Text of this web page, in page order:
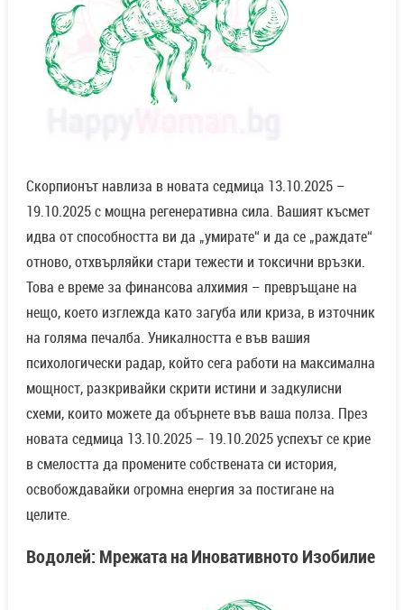
Скорпионът навлиза в новата седмица 13.10.2025 –
19.10.2025 с мощна регенеративна сила. Вашият късмет
идва от способността ви да „умирате“ и да се „раждате“
отново, отхвърляйки стари тежести и токсични връзки.
Това е време за финансова алхимия – превръщане на
нещо, което изглежда като загуба или криза, в източник
на голяма печалба. Уникалността е във вашия
психологически радар, който сега работи на максимална
мощност, разкривайки скрити истини и задкулисни
схеми, които можете да обърнете във ваша полза. През
новата седмица 13.10.2025 – 19.10.2025 успехът се крие
в смелостта да промените собствената си история,
освобождавайки огромна енергия за постигане на
целите.
Водолей: Мрежата на Иновативното Изобилие